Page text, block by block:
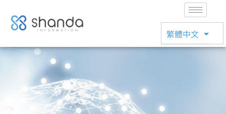
繁體中文
English
日本語